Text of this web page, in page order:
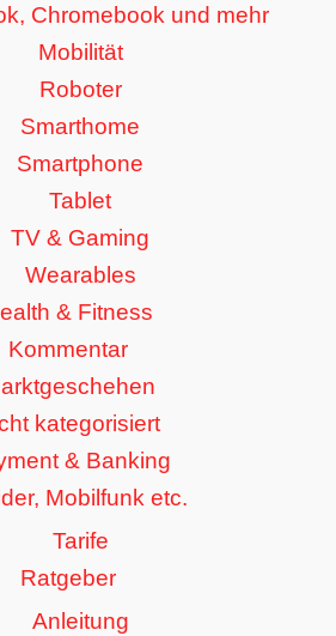
Chromebook und mehr
Mobilität
Roboter
Smarthome
Smartphone
Tablet
TV & Gaming
Wearables
& Fitness
Kommentar
kategorisiert
& Banking
Mobilfunk etc.
Tarife
Ratgeber
Anleitung